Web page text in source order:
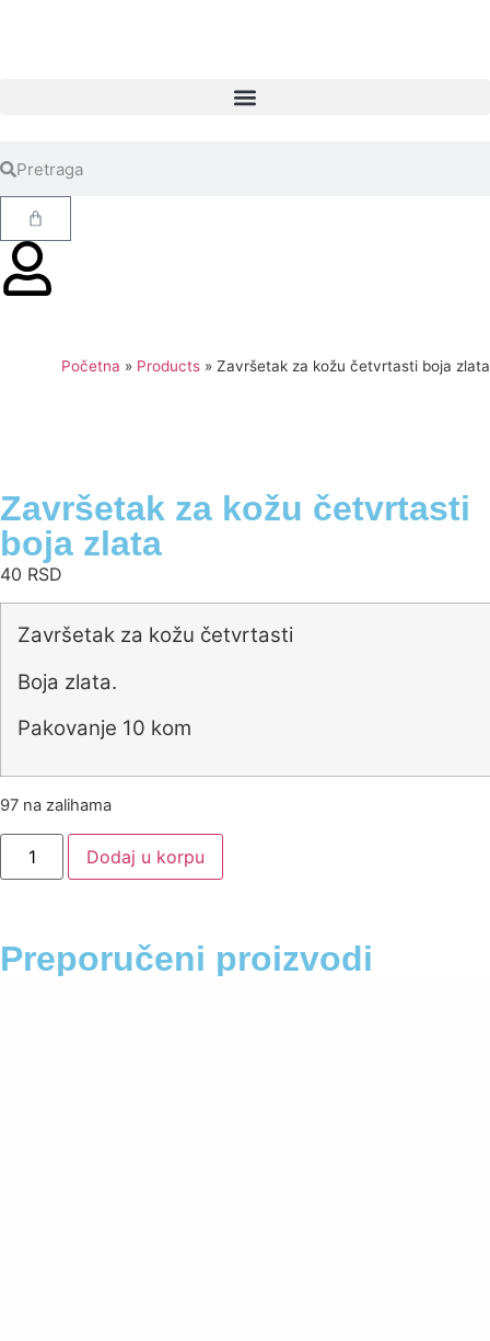
Početna » Products » Završetak za kožu četvrtasti boja zlata
Završetak za kožu četvrtasti
boja zlata
40 RSD
Završetak za kožu četvrtasti
Boja zlata.
Pakovanje 10 kom
97 na zalihama
Dodaj u korpu
Preporučeni proizvodi